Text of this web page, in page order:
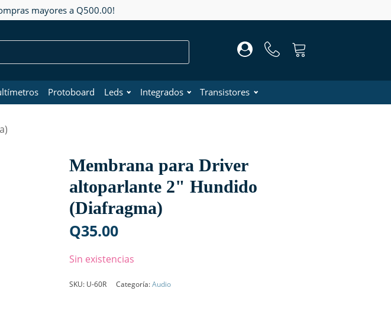
mayores a Q500.00!
Protoboard Leds Integrados Transistores
Membrana para Driver
altoparlante 2" Hundido
(Diafragma)
Q35.00
Sin existencias
SKU: U-60R Categoría:Audio